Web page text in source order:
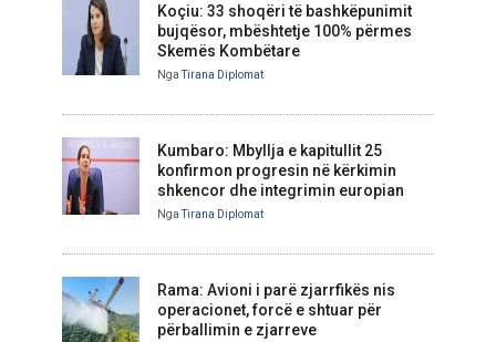
Koçiu: 33 shoqëri të bashkëpunimit
bujqësor, mbështetje 100% përmes
Skemës Kombëtare
NgaTirana Diplomat
Kumbaro: Mbyllja e kapitullit 25
konfirmon progresin në kërkimin
shkencor dhe integrimin europian
NgaTirana Diplomat
Rama: Avioni i parë zjarrfikës nis
operacionet, forcë e shtuar për
përballimin e zjarreve